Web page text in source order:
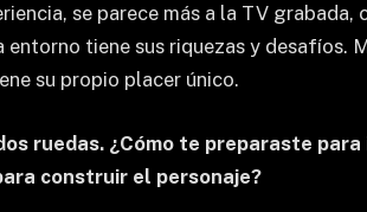
se parece más a la TV
tiene sus riquezas y desafíos.
su propio placer único.
ruedas. ¿Cómo te preparaste
construir el personaje?